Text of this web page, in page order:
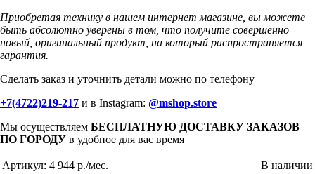
Приобретая технику в нашем интернет магазине, вы можете
быть абсолютно уверены в том, что получите совершенно
новый, оригинальный продукт, на который распространяется
гарантия.
Сделать заказ и уточнить детали можно по телефону
+7(4722)219-217 и в Instagram: @mshop.store
Мы осуществляем БЕСПЛАТНУЮ ДОСТАВКУ ЗАКАЗОВ
ПО ГОРОДУ в удобное для вас время
Артикул: 4 944 р./мес.
В наличии